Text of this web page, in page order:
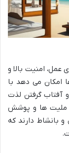
عمل، امنیت بالا و
امکان می دهد با
آفتاب گرفتن لذت
ملیت ها و پوشش
و بانشاط دارند که